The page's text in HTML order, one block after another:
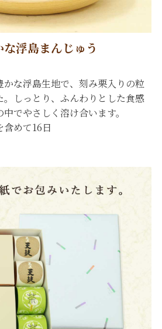
浮島まんじゅう
な浮島生地で、刻み栗入りの粒
。しっとり、ふんわりとした食感
でやさしく溶け合います。
含めて16日